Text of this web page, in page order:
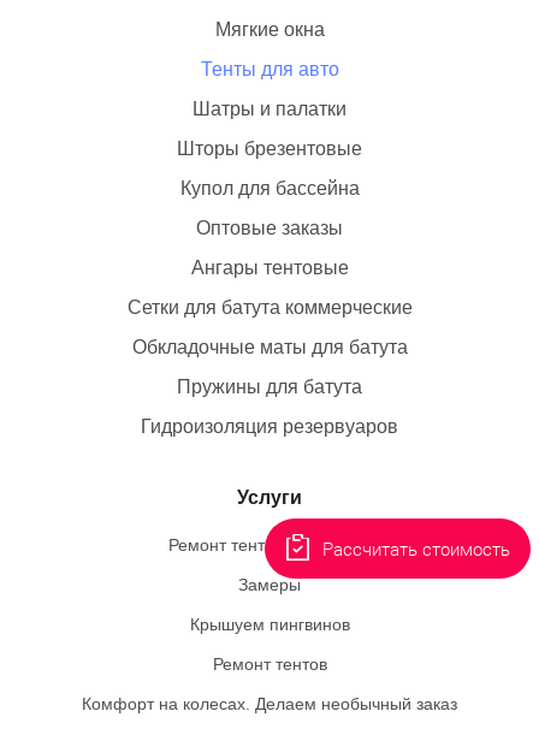
Тенты для авто
Купол для бассейна
Оптовые заказы
Ангары тентовые
Сетки для батута коммерческие
Обкладочные маты для батута
Пружины для батута
Гидроизоляция резервуаров
Услуги
Ремонт тентовых ангаров
Замеры
Крышуем пингвинов
Ремонт тентов
Комфорт на колесах. Делаем необычный заказ
Рассчитать стоимость